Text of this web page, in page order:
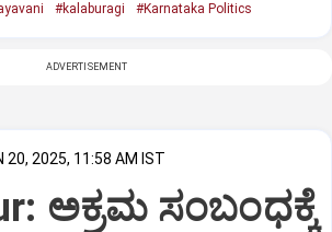
#kalaburagi #Karnataka Politics
ADVERTISEMENT
20, 2025, 11:58 AM IST
ಅಕ್ರಮ ಸಂಬಂಧಕ್ಕೆ